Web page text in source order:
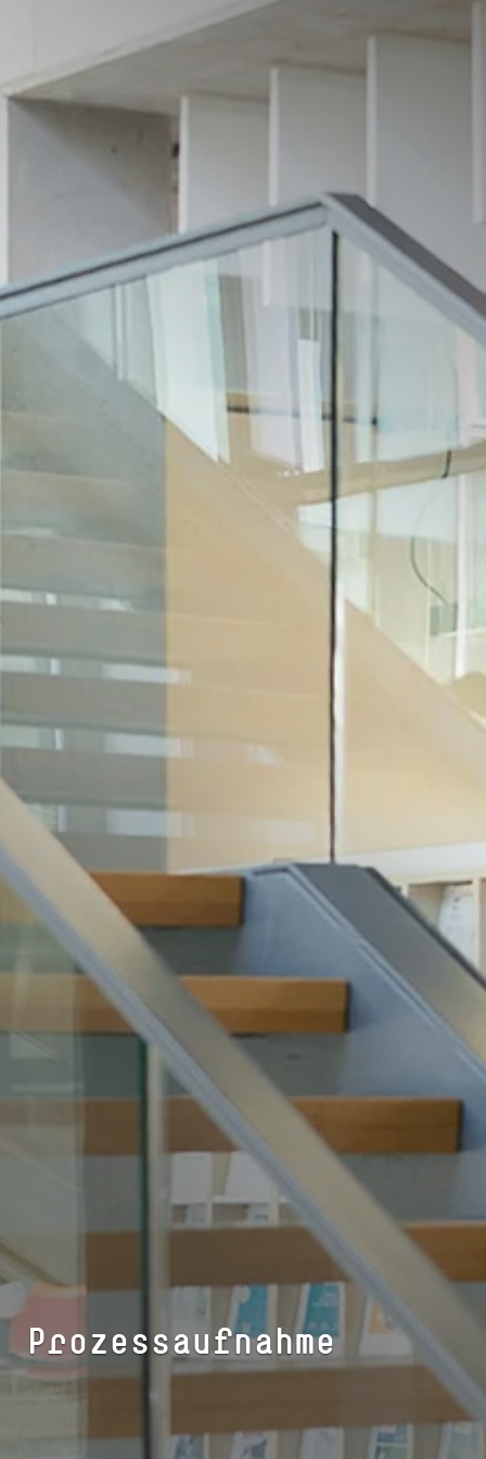
Prozessaufnahme